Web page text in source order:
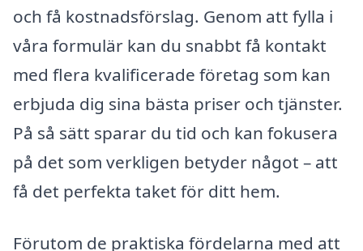
och få kostnadsförslag. Genom att fylla i
våra formulär kan du snabbt få kontakt
med flera kvalificerade företag som kan
erbjuda dig sina bästa priser och tjänster.
På så sätt sparar du tid och kan fokusera
på det som verkligen betyder något – att
få det perfekta taket för ditt hem.
Förutom de praktiska fördelarna med att